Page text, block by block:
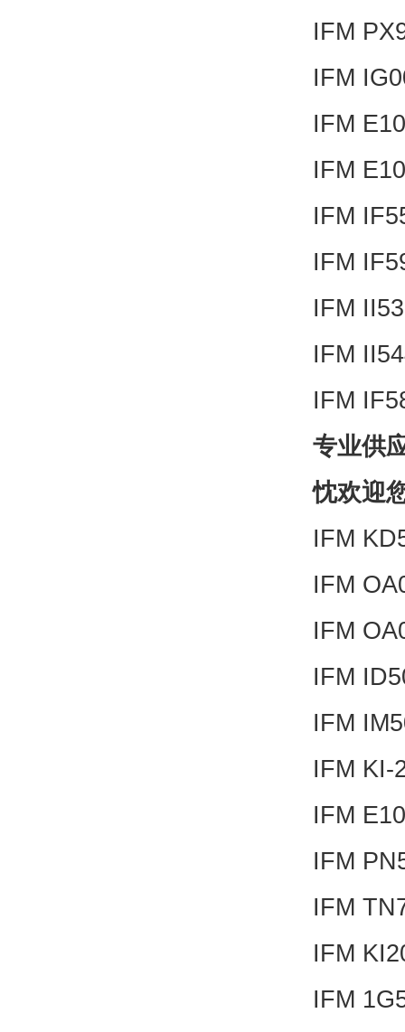
IFM
IFM
IFM
IFM
IFM
IFM
IFM
IFM
IFM
专业供
忱欢迎
IFM
IFM
IFM
IFM
IFM
IFM KI-
IFM
IFM
IFM
IFM
IFM